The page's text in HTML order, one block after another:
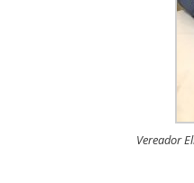
Vereador